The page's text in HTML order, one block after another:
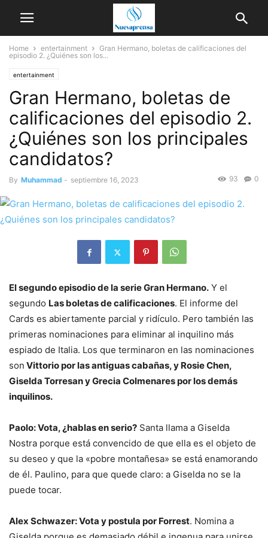
Home entertainment
Gran Hermano, boletas de calificaciones del
episodio 2. ¿Quiénes son los...
entertainment
Gran Hermano, boletas de
calificaciones del episodio 2.
¿Quiénes son los principales
candidatos?
By Muhammad - septiembre 16, 2023 0
93
El segundo episodio de la serie Gran Hermano. Y el
segundo Las boletas de calificaciones. El informe del
Cards es abiertamente parcial y ridículo. Pero también las
primeras nominaciones para eliminar al inquilino más
espiado de Italia. Los que terminaron en las nominaciones
son Vittorio por las antiguas cabañas, y Rosie Chen,
Giselda Torresan y Grecia Colmenares por los demás
inquilinos.
Paolo: Vota, ¿hablas en serio? Santa llama a Giselda
Nostra porque está convencido de que ella es el objeto de
su deseo y que la «pobre montañesa» se está enamorando
de él. Paulino, para que quede claro: a Giselda no se la
puede tocar.
Alex Schwazer: Vota y postula por Forrest. Nomina a